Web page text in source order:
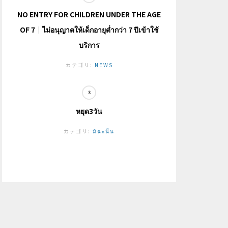
NO ENTRY FOR CHILDREN UNDER THE AGE
OF 7｜ไม่อนุญาตให้เด็กอายุต่ำกว่า 7 ปีเข้าใช้
บริการ
カテゴリ: NEWS
หยุด3วัน
カテゴリ: มิฉะนั้น